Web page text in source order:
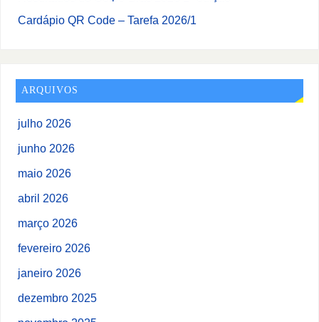
Cardápio QR Code – Tarefa 2026/1
ARQUIVOS
julho 2026
junho 2026
maio 2026
abril 2026
março 2026
fevereiro 2026
janeiro 2026
dezembro 2025